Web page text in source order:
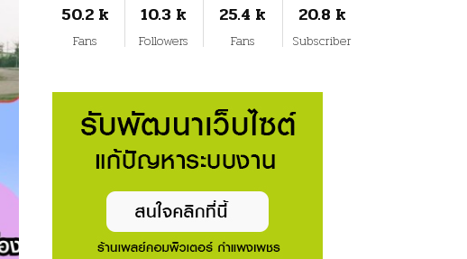
50.2 k
Fans
10.3 k
Followers
25.4 k
Fans
20.8 k
Subscriber